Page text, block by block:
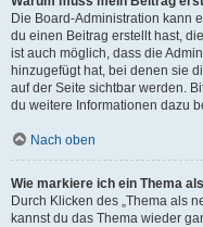
Die Board-Administration kann
du einen Beitrag erstellt hast,
ist auch möglich, dass die
hinzugefügt hat, bei denen sie
auf der Seite sichtbar werden.
du weitere Informationen dazu
Nach oben
Wie markiere ich ein Thema
Durch Klicken des „Thema als
kannst du das Thema wieder